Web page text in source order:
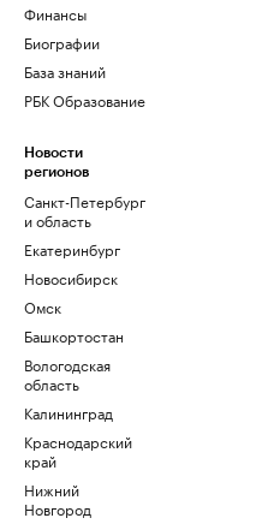
Финансы
Биографии
База знаний
РБК Образование
Новости
регионов
Санкт-Петербург
и область
Екатеринбург
Новосибирск
Омск
Башкортостан
Вологодская
область
Калининград
Краснодарский
край
Нижний
Новгород